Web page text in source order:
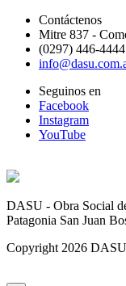
Contáctenos
Mitre 837 -
(0297) 446-4444
Seguinos en
Facebook
Instagram
YouTube
DASU - Obra Social
Patagonia San Juan
Copyright 2026